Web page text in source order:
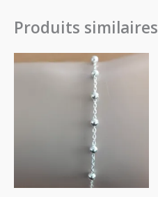
Produits similaires